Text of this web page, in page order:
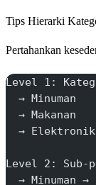
Tips Hierarki
Pertahankan
Level 1:
  → Minuman
  → Makanan
  → Elektronik
Level 2: Sub-
→ Minuman →